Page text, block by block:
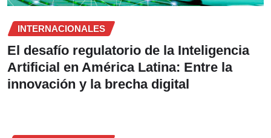
INTERNACIONALES
El desafío regulatorio de la Inteligencia
Artificial en América Latina: Entre la
innovación y la brecha digital